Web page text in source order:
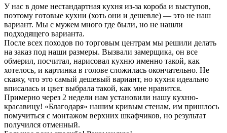
У нас в доме нестандартная кухня из-за короба и выступов,
поэтому готовые кухни (хоть они и дешевле) — это не наш
вариант. Мы с мужем много где были, но не нашли
подходящего варианта.
После всех походов по торговым центрам мы решили делать
на заказ под наши размеры. Вызвали замерщика, он все
обмерил, посчитал, нарисовал кухню именно такой, как
хотелось, и картинка в голове сложилась окончательно. Не
скажу, что это самый дешевый вариант, но кухня идеально
вписалась и цвет выбрала такой, как мне нравится.
Примерно через 2 недели нам установили нашу кухню-
красавицу! «Благодаря» нашим кривым стенам, им пришлось
помучиться с монтажом верхних шкафчиков, но результат
получился отменный.